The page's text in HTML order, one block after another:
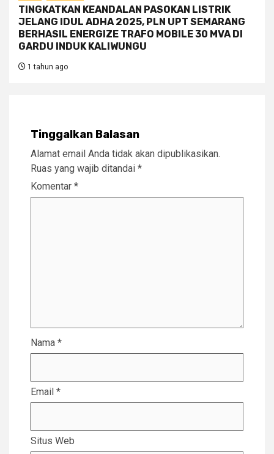
TINGKATKAN KEANDALAN PASOKAN LISTRIK
JELANG IDUL ADHA 2025, PLN UPT SEMARANG
BERHASIL ENERGIZE TRAFO MOBILE 30 MVA DI
GARDU INDUK KALIWUNGU
1 tahun ago
Tinggalkan Balasan
Alamat email Anda tidak akan dipublikasikan.
Ruas yang wajib ditandai *
Komentar *
Nama *
Email *
Situs Web